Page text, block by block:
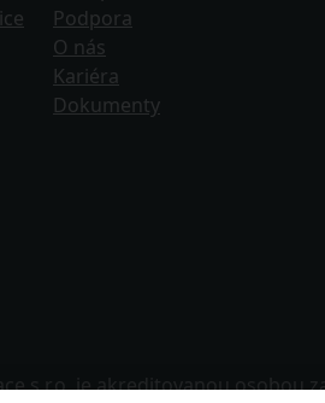
Podpora
O nás
Kariéra
Dokumenty
s.r.o. je akreditovanou